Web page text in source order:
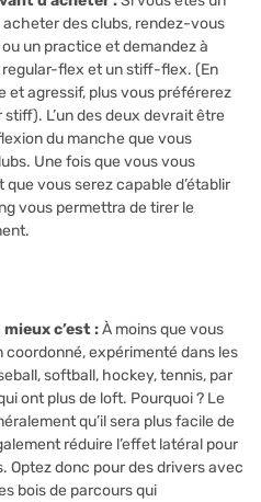
des clubs, rendez-vous
un practice et demandez à
flex et un stiff-flex. (En
et agressif, plus vous préférerez
L’un des deux devrait être
du manche que vous
Une fois que vous vous
vous serez capable d’établir
vous permettra de tirer le
c’est :À moins que vous
expérimenté dans les
softball, hockey, tennis, par
ont plus de loft. Pourquoi ? Le
qu’il sera plus facile de
réduire l’effet latéral pour
Optez donc pour des drivers avec
bois de parcours qui